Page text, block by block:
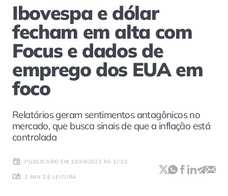
Ibovespa e dólar
fecham em alta com
Focus e dados de
emprego dos EUA em
foco
Relatórios geram sentimentos antagônicos no
mercado, que busca sinais de que a inflação está
controlada
PUBLICADO EM 10/04/2023 ÀS 17:22
2 MIN DE LEITURA